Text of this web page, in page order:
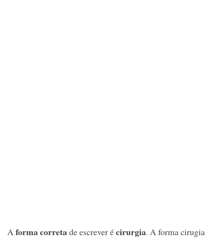
Aforma corretade escrever écirurgia. A forma cirugia